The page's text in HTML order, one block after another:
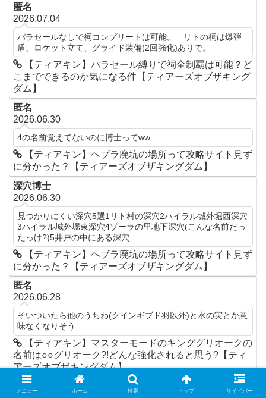
匿名
2026.07.04
パラセールなしで祠コンプリートは可能。 リトの祠は爆弾
盾、ロケット立て、グライド装備(2回強化)ありで。
【ティアキン】パラセール縛りで祠全制覇は可能？ど
こまでできるのか気になる件【ティアーズオブザキング
ダム】
匿名
2026.06.30
4の名前覚えてないのに博士ってww
【ティアキン】ヘブラ廃坑の場所って攻略サイト見ず
に分かった？【ティアーズオブザキングダム】
深穴博士
2026.06.30
見つかりにくい深穴5選1リト村の深穴2ハイラル城外堀西深穴
3ハイラル城外堀東深穴4ゾーラの里地下深穴(こんな名前だっ
たっけ?)5井戸の中にある深穴
【ティアキン】ヘブラ廃坑の場所って攻略サイト見ず
に分かった？【ティアーズオブザキングダム】
匿名
2026.06.28
そいついたら他のうちわ(クインギブド羽以外)と水の実とか意
味なくなりそう
【ティアキン】マスターモードのキンググリオークの
名前は○○グリオーク?!どんな強化されると思う?【ティ
アーズオブザキングダム】
匿名
メニュー ホーム 検索 トップ サイドバー